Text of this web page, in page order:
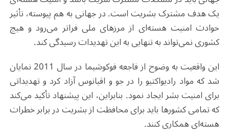
یک هدف مشترک بشریت است. در جهانی به هم پیوسته، تأثیر
حوادث امنیت هسته‌ای از مرزهای ملی فراتر می‌رود و هیچ
کشوری نمی‌تواند به تنهایی به این تهدیدات رسیدگی کند.
این واقعیت به وضوح از فاجعه فوکوشیما در سال 2011 نمایان
شد که مواد رادیواکتیو را در جو و اقیانوس آزاد کرد و تهدیداتی
برای امنیت بشر ایجاد نمود. بنابراین، این پیشنهاد تأکید می‌کند
که تمامی کشورها باید برای محافظت از بشریت در برابر خطرات
هسته‌ای همکاری کنند.